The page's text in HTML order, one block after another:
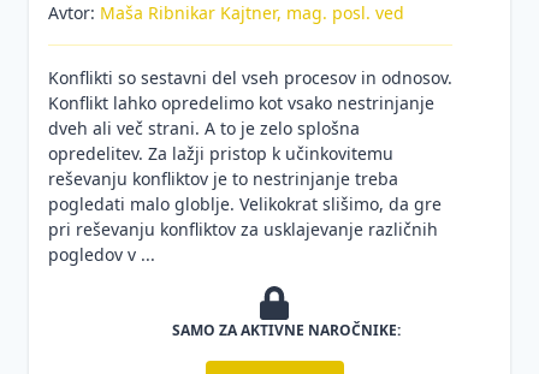
oprema
Interni
predpisi
pravilniki
Medicina
Avtor: Maša Ribnikar Kajtner, mag. posl. ved
Konflikti so sestavni del vseh procesov in odnosov.
Konflikt lahko opredelimo kot vsako nestrinjanje
dveh ali več strani. A to je zelo splošna
opredelitev. Za lažji pristop k učinkovitemu
reševanju konfliktov je to nestrinjanje treba
pogledati malo globlje. Velikokrat slišimo, da gre
pri reševanju konfliktov za usklajevanje različnih
pogledov v ...
SAMO ZA AKTIVNE NAROČNIKE: